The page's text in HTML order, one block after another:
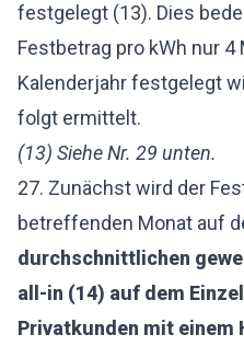
festgelegt (13). Dies
Festbetrag pro kWh nur 4
Kalenderjahr festgelegt
folgt ermittelt.
(13) Siehe Nr. 29 unten.
27. Zunächst wird der
betreffenden Monat auf
durchschnittlichen
all-in (14) auf dem
Privatkunden mit